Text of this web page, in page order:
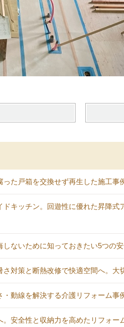
た戸箱を交換せず再生した施工事
キッチン。回遊性に優れた昇降式
ないために知っておきたい5つの
対策と断熱改修で快適空間へ。大
動線を解決する介護リフォーム事
安全性と収納力を高めたリフォー